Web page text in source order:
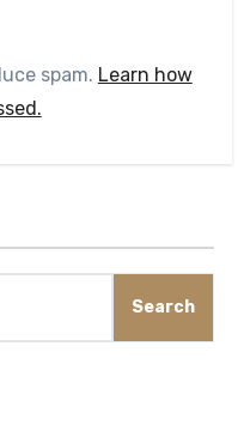
spam. Learn how
Search